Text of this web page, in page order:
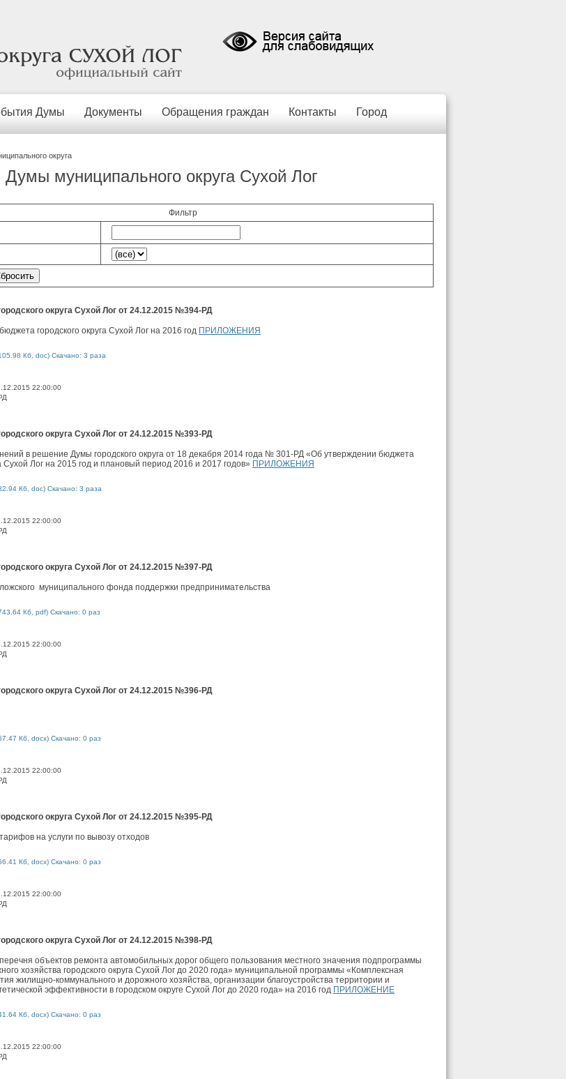
Думы Документы Обращения граждан Контакты Город
округа
муниципального округа Сухой Лог
Фильтр
округа Сухой Лог от 24.12.2015 №394-РД
городского округа Сухой Лог на 2016 год ПРИЛОЖЕНИЯ
Кб, doc) Скачано: 3 раза
22:00:00
округа Сухой Лог от 24.12.2015 №393-РД
в решение Думы городского округа от 18 декабря 2014 года № 301-РД «Об утверждении бюджета
Сухой Лог на 2015 год и плановый период 2016 и 2017 годов» ПРИЛОЖЕНИЯ
Кб, doc) Скачано: 3 раза
22:00:00
округа Сухой Лог от 24.12.2015 №397-РД
муниципального фонда поддержки предпринимательства
Кб, pdf) Скачано: 0 раз
22:00:00
округа Сухой Лог от 24.12.2015 №396-РД
Кб, docx) Скачано: 0 раз
22:00:00
округа Сухой Лог от 24.12.2015 №395-РД
на услуги по вывозу отходов
Кб, docx) Скачано: 0 раз
22:00:00
округа Сухой Лог от 24.12.2015 №398-РД
объектов ремонта автомобильных дорог общего пользования местного значения подпрограммы
хозяйства городского округа Сухой Лог до 2020 года» муниципальной программы «Комплексная
жилищно-коммунального и дорожного хозяйства, организации благоустройства территории и
эффективности в городском округе Сухой Лог до 2020 года» на 2016 год ПРИЛОЖЕНИЕ
Кб, docx) Скачано: 0 раз
22:00:00